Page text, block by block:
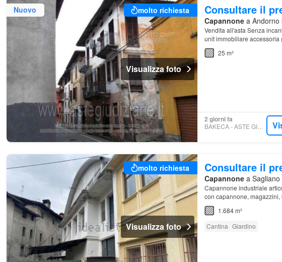
Nuovo molto richiesta
Visualizza foto
Consultare il
Capannonea Andorno
Vendita all'asta Senza
unit immobiliare accessoria
50 attraverso atrio/vano
25 m²
2 giorni fa
BAKECA - ASTE GIUDIZIARIE
molto richiesta
Visualizza foto
Consultare il
Capannonea Sagliano
Capannone industriale
con capannone,
mq) e piano interrato (409
1.684 m²
Cantina Giardino